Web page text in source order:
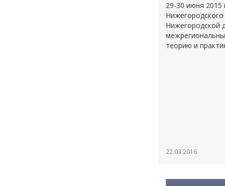
29-30 июня 2015
Нижегородской
теорию и
22.03.2016